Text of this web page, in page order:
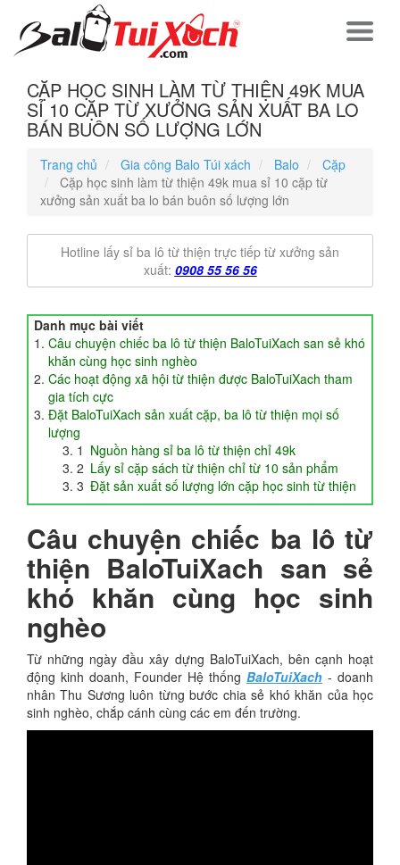
CẶP HỌC SINH LÀM TỪ THIỆN 49K MUA
SỈ 10 CẶP TỪ XƯỞNG SẢN XUẤT BA LO
BÁN BUÔN SỐ LƯỢNG LỚN
Trang chủ Gia công Balo Túi xách Balo
Cặp
Cặp học sinh làm từ thiện 49k mua sỉ 10 cặp từ
xưởng sản xuất ba lo bán buôn số lượng lớn
Hotline lấy sỉ ba lô từ thiện trực tiếp từ xưởng sản
xuất: 0908 55 56 56
Danh mục bài viết
Câu chuyện chiếc ba lô từ thiện BaloTuiXach san sẻ khó
khăn cùng học sinh nghèo
Các hoạt động xã hội từ thiện được BaloTuiXach tham
gia tích cực
Đặt BaloTuiXach sản xuất cặp, ba lô từ thiện mọi số
lượng
Nguồn hàng sỉ ba lô từ thiện chỉ 49k
Lấy sỉ cặp sách từ thiện chỉ từ 10 sản phẩm
Đặt sản xuất số lượng lớn cặp học sinh từ thiện
Câu chuyện chiếc ba lô từ
thiện BaloTuiXach san sẻ
khó khăn cùng học sinh
nghèo
Từ những ngày đầu xây dựng BaloTuiXach, bên cạnh hoạt
động kinh doanh, Founder Hệ thống BaloTuiXach - doanh
nhân Thu Sương luôn từng bước chia sẻ khó khăn của học
sinh nghèo, chắp cánh cùng các em đến trường.